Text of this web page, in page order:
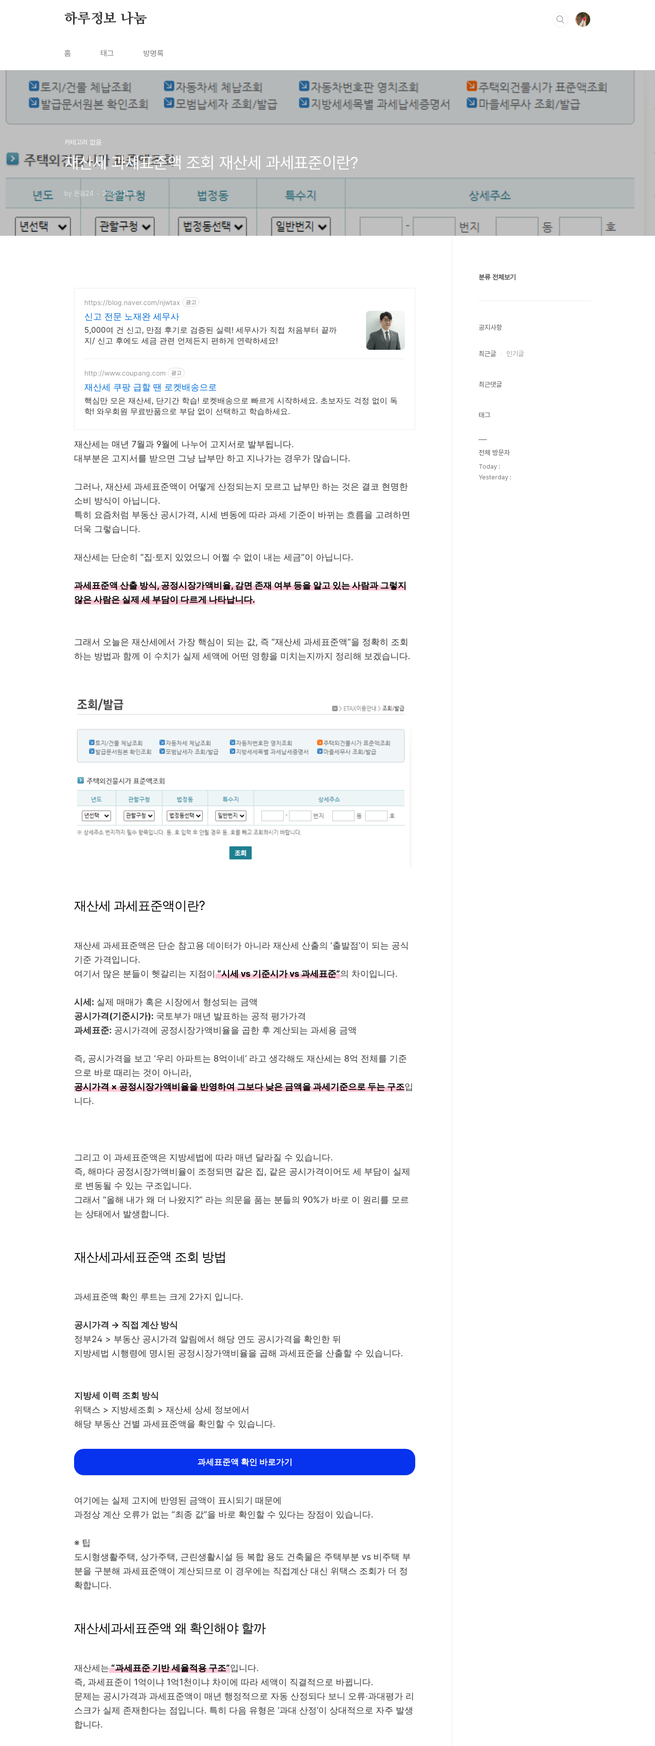
하루정보 나눔
홈 태그 방명록
카테고리 없음
재산세 과세표준액 조회 재산세 과세표준이란?
by 온음24 2025. 11. 5.
https://blog.naver.com/njwtax 광고
신고 전문 노재완 세무사
5,000여 건 신고, 만점 후기로 검증된 실력! 세무사가 직접 처음부터 끝까
지/ 신고 후에도 세금 관련 언제든지 편하게 연락하세요!
http://www.coupang.com 광고
재산세 쿠팡 급할 땐 로켓배송으로
핵심만 모은 재산세, 단기간 학습! 로켓배송으로 빠르게 시작하세요. 초보자도 걱정 없이 독
학! 와우회원 무료반품으로 부담 없이 선택하고 학습하세요.
재산세는 매년 7월과 9월에 나누어 고지서로 발부됩니다.
대부분은 고지서를 받으면 그냥 납부만 하고 지나가는 경우가 많습니다.
그러나, 재산세 과세표준액이 어떻게 산정되는지 모르고 납부만 하는 것은 결코 현명한
소비 방식이 아닙니다.
특히 요즘처럼 부동산 공시가격, 시세 변동에 따라 과세 기준이 바뀌는 흐름을 고려하면
더욱 그렇습니다.
재산세는 단순히 “집·토지 있었으니 어쩔 수 없이 내는 세금”이 아닙니다.
과세표준액 산출 방식, 공정시장가액비율, 감면 존재 여부 등을 알고 있는 사람과 그렇지
않은 사람은 실제 세 부담이 다르게 나타납니다.
그래서 오늘은 재산세에서 가장 핵심이 되는 값, 즉 “재산세 과세표준액”을 정확히 조회
하는 방법과 함께 이 수치가 실제 세액에 어떤 영향을 미치는지까지 정리해 보겠습니다.
재산세 과세표준액이란?
재산세 과세표준액은 단순 참고용 데이터가 아니라 재산세 산출의 ‘출발점’이 되는 공식
기준 가격입니다.
여기서 많은 분들이 헷갈리는 지점이“시세 vs 기준시가 vs 과세표준”의 차이입니다.
시세: 실제 매매가 혹은 시장에서 형성되는 금액
공시가격(기준시가): 국토부가 매년 발표하는 공적 평가가격
과세표준: 공시가격에 공정시장가액비율을 곱한 후 계산되는 과세용 금액
즉, 공시가격을 보고 ‘우리 아파트는 8억이네’ 라고 생각해도 재산세는 8억 전체를 기준
으로 바로 때리는 것이 아니라,
공시가격 × 공정시장가액비율을 반영하여 그보다 낮은 금액을 과세기준으로 두는 구조입
니다.
그리고 이 과세표준액은 지방세법에 따라 매년 달라질 수 있습니다.
즉, 해마다 공정시장가액비율이 조정되면 같은 집, 같은 공시가격이어도 세 부담이 실제
로 변동될 수 있는 구조입니다.
그래서 “올해 내가 왜 더 나왔지?” 라는 의문을 품는 분들의 90%가 바로 이 원리를 모르
는 상태에서 발생합니다.
재산세과세표준액 조회 방법
과세표준액 확인 루트는 크게 2가지 입니다.
공시가격 → 직접 계산 방식
정부24 > 부동산 공시가격 알림에서 해당 연도 공시가격을 확인한 뒤
지방세법 시행령에 명시된 공정시장가액비율을 곱해 과세표준을 산출할 수 있습니다.
지방세 이력 조회 방식
위택스 > 지방세조회 > 재산세 상세 정보에서
해당 부동산 건별 과세표준액을 확인할 수 있습니다.
과세표준액 확인 바로가기
여기에는 실제 고지에 반영된 금액이 표시되기 때문에
과정상 계산 오류가 없는 “최종 값”을 바로 확인할 수 있다는 장점이 있습니다.
※ 팁
도시형생활주택, 상가주택, 근린생활시설 등 복합 용도 건축물은 주택부분 vs 비주택 부
분을 구분해 과세표준액이 계산되므로 이 경우에는 직접계산 대신 위택스 조회가 더 정
확합니다.
재산세과세표준액 왜 확인해야 할까
재산세는“과세표준 기반 세율적용 구조”입니다.
즉, 과세표준이 1억이냐 1억1천이냐 차이에 따라 세액이 직결적으로 바뀝니다.
문제는 공시가격과 과세표준액이 매년 행정적으로 자동 산정되다 보니 오류·과대평가 리
스크가 실제 존재한다는 점입니다. 특히 다음 유형은 ’과대 산정’이 상대적으로 자주 발생
합니다.
분류 전체보기
공지사항
최근글 인기글
최근댓글
태그
전체 방문자
Today :
Yesterday :